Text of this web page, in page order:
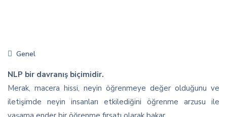
Genel
NLP bir davranış biçimidir.
Merak, macera hissi, neyin öğrenmeye değer olduğunu ve
iletişimde neyin insanları etkilediğini öğrenme arzusu ile